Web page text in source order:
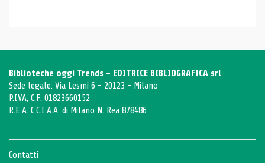
Biblioteche oggi Trends - EDITRICE BIBLIOGRAFICA srl
Sede legale: Via Lesmi 6 - 20123 - Milano
P.IVA, C.F. 01823660152
R.E.A. C.C.I.A.A. di Milano N. Rea 878486
Contatti